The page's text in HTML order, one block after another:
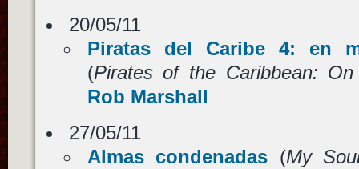
20/05/11
Piratas del Caribe 4: en
(Pirates of the Caribbean:
Rob Marshall
27/05/11
Almas condenadas (My